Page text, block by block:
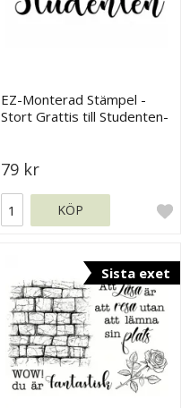
EZ-Monterad Stämpel -
Stort Grattis till Studenten-
79 kr
KÖP
Sista exet